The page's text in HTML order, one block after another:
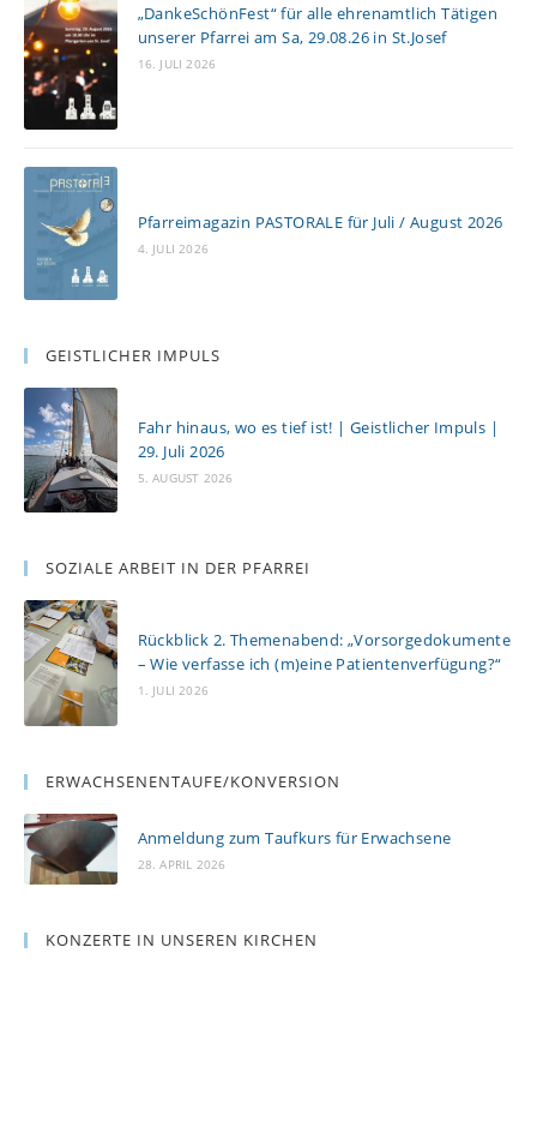
„DankeSchönFest“ für alle ehrenamtlich Tätigen
unserer Pfarrei am Sa, 29.08.26 in St.Josef
16. JULI 2026
Pfarreimagazin PASTORALE für Juli / August 2026
4. JULI 2026
GEISTLICHER IMPULS
Fahr hinaus, wo es tief ist! | Geistlicher Impuls |
29. Juli 2026
5. AUGUST 2026
SOZIALE ARBEIT IN DER PFARREI
Rückblick 2. Themenabend: „Vorsorgedokumente
– Wie verfasse ich (m)eine Patientenverfügung?“
1. JULI 2026
ERWACHSENENTAUFE/KONVERSION
Anmeldung zum Taufkurs für Erwachsene
28. APRIL 2026
KONZERTE IN UNSEREN KIRCHEN